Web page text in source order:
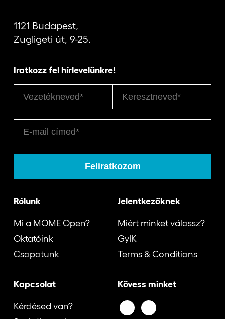
1121 Budapest,
Zugligeti út, 9-25.
Iratkozz fel hírlevelünkre!
Rólunk
Mi a MOME Open?
Oktatóink
Csapatunk
Jelentkezőknek
Miért minket válassz?
GyIK
Terms & Conditions
Kapcsolat
Kérdésed van?
Kövess minket